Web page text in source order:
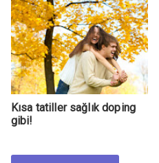
Kısa tatiller sağlık doping
gibi!